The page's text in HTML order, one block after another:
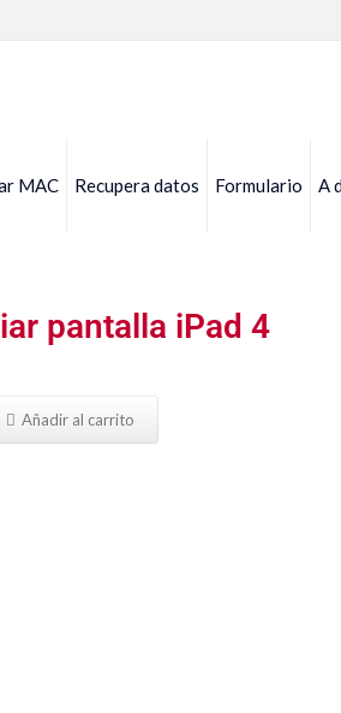
MAC Recupera datos Formulario A
pantalla iPad 4
Añadir al carrito